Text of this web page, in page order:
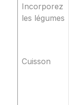
Incorporez
les légumes
Cuisson